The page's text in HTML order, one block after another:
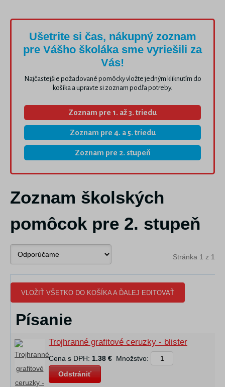
Ušetrite si čas, nákupný zoznam
pre Vášho školáka sme vyriešili za
Vás!
Najčastejšie požadované pomôcky vložte jedným kliknutím do
košíka a upravte si zoznam podľa potreby.
Zoznam pre 1. až 3. triedu
Zoznam pre 4. a 5. triedu
Zoznam pre 2. stupeň
Zoznam školských
pomôcok pre 2. stupeň
Stránka 1 z 1
VLOŽIŤ VŠETKO DO KOŠÍKA A ĎALEJ EDITOVAŤ
Písanie
Trojhranné grafitové ceruzky - blister
Cena s DPH: 1.38 € Množstvo:
Odstrániť